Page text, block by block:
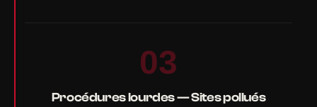
03
Procédures lourdes — Sites pollués